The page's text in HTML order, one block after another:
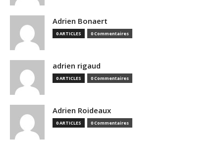
Adrien Bonaert
0 ARTICLES 0 Commentaires
adrien rigaud
0 ARTICLES 0 Commentaires
Adrien Roideaux
0 ARTICLES 0 Commentaires